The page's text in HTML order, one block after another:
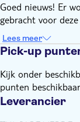
Goed nieuws! Er
gebracht voor
Lees meer
Pick-up
Kijk onder
punten
Leverancier